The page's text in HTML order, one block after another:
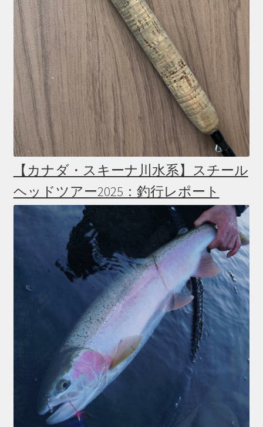
【カナダ・スキーナ川水系】スチール
ヘッドツアー2025：釣行レポート